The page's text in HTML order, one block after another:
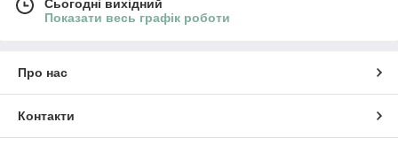
Сьогодні вихідний
Показати весь графік роботи
Про нас
Контакти